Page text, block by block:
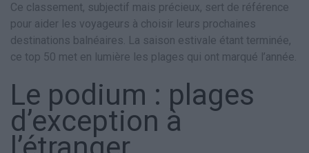
Ce classement, subjectif mais précieux, sert de référence
pour aider les voyageurs à choisir leurs prochaines
destinations balnéaires. La saison estivale étant terminée,
ce top 50 met en lumière les plages qui ont marqué l’année.
Le podium : plages
d’exception à